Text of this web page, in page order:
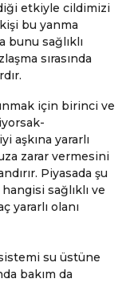
etkiyle cildimizi
bu yanma
bunu sağlıklı
sırasında
için birinci ve
aşkına yararlı
zarar vermesini
Piyasada şu
sağlıklı ve
yararlı olanı
su üstüne
bakım da